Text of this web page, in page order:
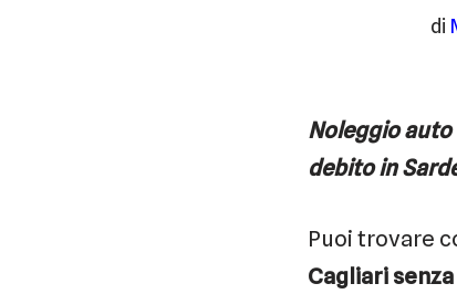
di
Noleggio
debito in
Puoi trovare
Cagliari